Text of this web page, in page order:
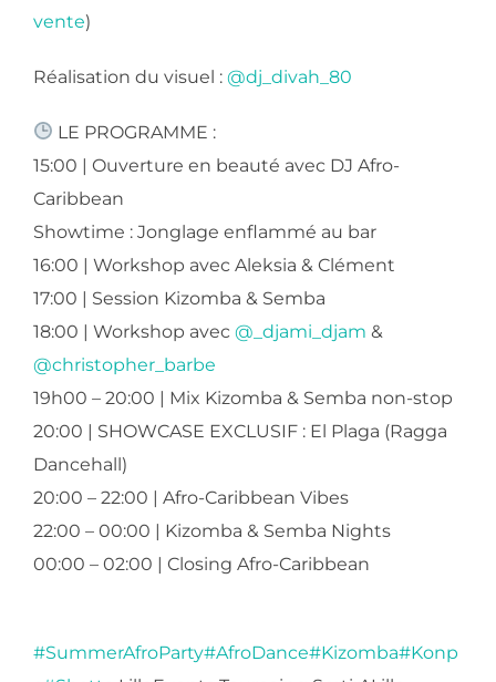
vente)
Réalisation du visuel : @dj_divah_80
LE PROGRAMME :
​15:00 | Ouverture en beauté avec DJ Afro-
Caribbean
​Showtime : Jonglage enflammé au bar
​16:00 | Workshop avec Aleksia & Clément
​17:00 | Session Kizomba & Semba
​18:00 | Workshop avec @_djami_djam &
@christopher_barbe
​19h00 – 20:00 | Mix Kizomba & Semba non-stop
​20:00 | SHOWCASE EXCLUSIF : El Plaga (Ragga
Dancehall)
​20:00 – 22:00 | Afro-Caribbean Vibes
​22:00 – 00:00 | Kizomba & Semba Nights
​00:00 – 02:00 | Closing Afro-Caribbean
#SummerAfroParty#AfroDance#Kizomba#Konp